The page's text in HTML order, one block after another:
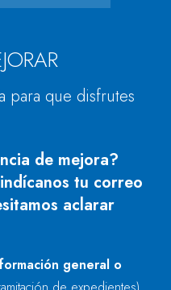
para que disfrutes
de mejora?
tu correo
aclarar
general o